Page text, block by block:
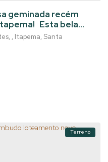
, Itapema, Santa
geminada recém
Esta bela
e 1 suíte,
família com
uma vaga de
de viver em
Terreno